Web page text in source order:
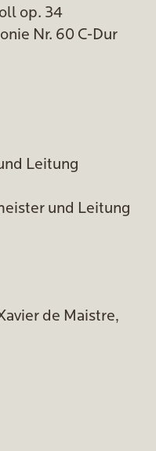
op. 34
Nr. 60 C-Dur
Leitung
und Leitung
de Maistre,